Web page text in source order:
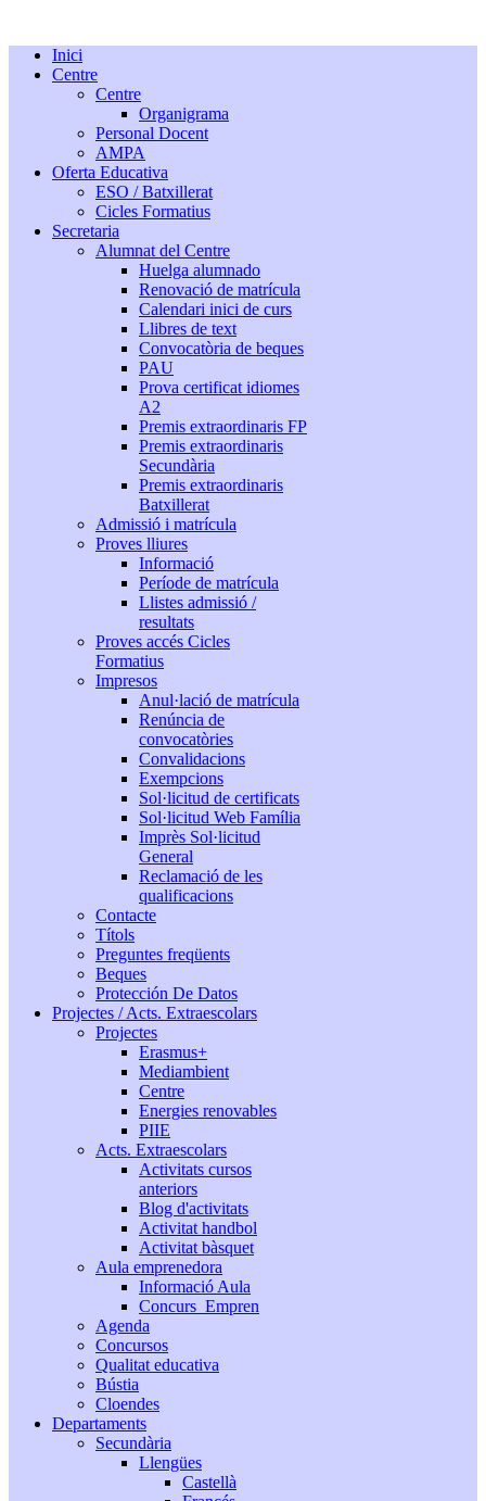
Inici
Centre
Centre
Organigrama
Personal Docent
AMPA
Oferta Educativa
ESO / Batxillerat
Cicles Formatius
Secretaria
Alumnat del Centre
Huelga alumnado
Renovació de matrícula
Calendari inici de curs
Llibres de text
Convocatòria de beques
PAU
Prova certificat idiomes
A2
Premis extraordinaris FP
Premis extraordinaris
Secundària
Premis extraordinaris
Batxillerat
Admissió i matrícula
Proves lliures
Informació
Període de matrícula
Llistes admissió /
resultats
Proves accés Cicles
Formatius
Impresos
Anul·lació de matrícula
Renúncia de
convocatòries
Convalidacions
Exempcions
Sol·licitud de certificats
Sol·licitud Web Família
Imprès Sol·licitud
General
Reclamació de les
qualificacions
Contacte
Títols
Preguntes freqüents
Beques
Protección De Datos
Projectes / Acts. Extraescolars
Projectes
Erasmus+
Mediambient
Centre
Energies renovables
PIIE
Acts. Extraescolars
Activitats cursos
anteriors
Blog d'activitats
Activitat handbol
Activitat bàsquet
Aula emprenedora
Informació Aula
Concurs_Empren
Agenda
Concursos
Qualitat educativa
Bústia
Cloendes
Departaments
Secundària
Llengües
Castellà